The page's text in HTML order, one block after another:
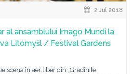
2 Jul 2018
al ansamblului Imago Mundi la
Litomyšl / Festival Gardens
scena în aer liber din „Grădinile